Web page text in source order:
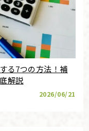
る7つの方法！補
解説
2026/06/21